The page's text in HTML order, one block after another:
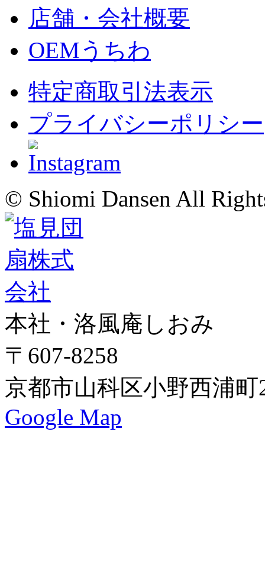
店舗・会社概要
OEMうちわ
特定商取引法表示
プライバシーポリシー
© Shiomi Dansen All
本社・洛風庵しおみ
〒607-8258
京都市山科区小野西浦町
Google Map